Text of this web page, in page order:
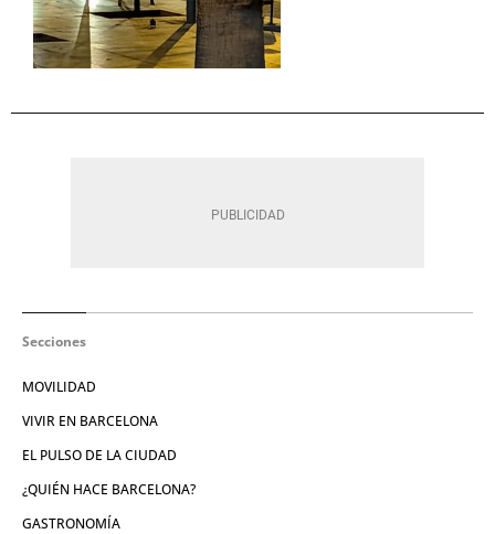
Secciones
MOVILIDAD
VIVIR EN BARCELONA
EL PULSO DE LA CIUDAD
¿QUIÉN HACE BARCELONA?
GASTRONOMÍA